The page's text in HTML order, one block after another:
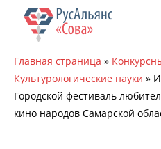
Перейти
содержимому
Главная страница »
Культурологические науки »
Городской фестиваль
кино народов Самарской